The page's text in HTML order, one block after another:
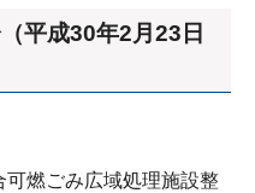
平成30年2月23日
燃ごみ広域処理施設整